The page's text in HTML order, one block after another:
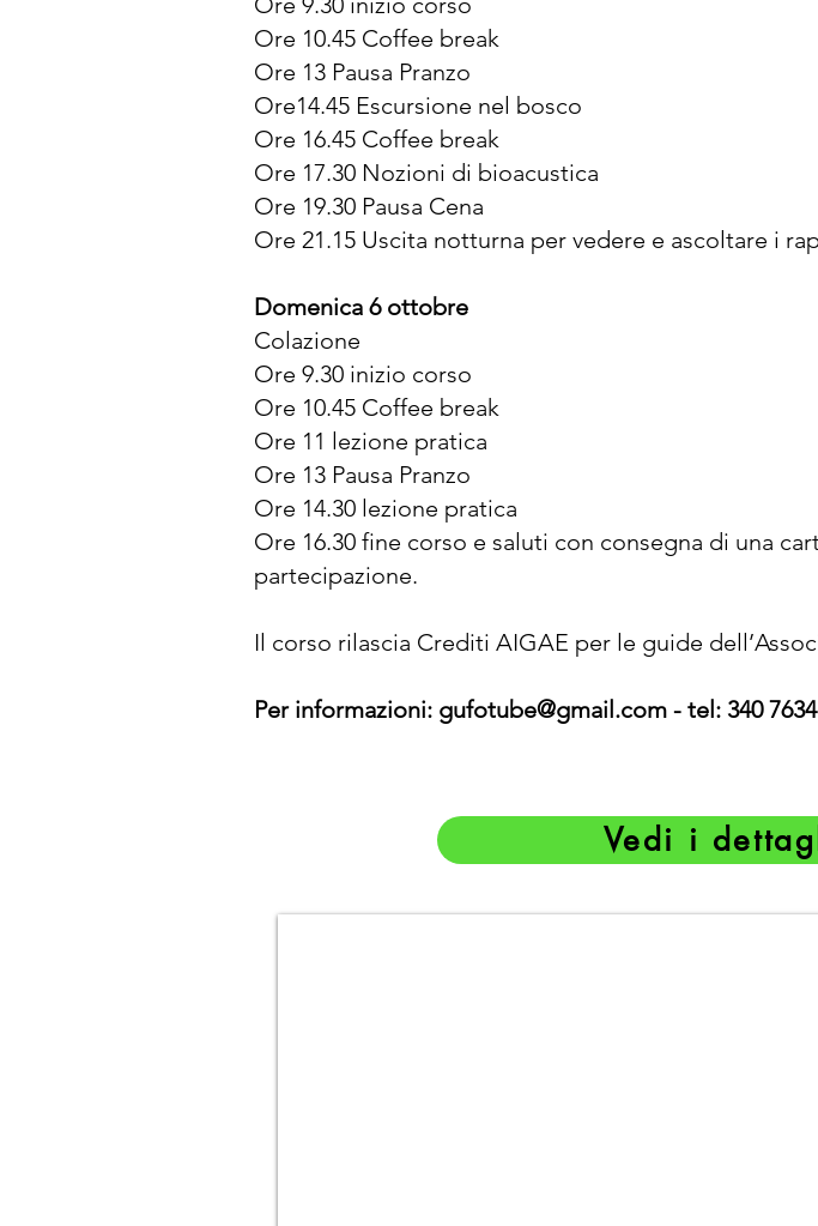
Ore 10.45 Coffee break
Ore 13 Pausa Pranzo
Ore14.45 Escursione nel bosco
Ore 16.45 Coffee break
Ore 17.30 Nozioni di bioacustica
Ore 19.30 Pausa Cena
Ore 21.15 Uscita notturna per vedere e ascoltare i
Domenica 6 ottobre
Colazione
Ore 9.30 inizio corso
Ore 10.45 Coffee break
Ore 11 lezione pratica
Ore 13 Pausa Pranzo
Ore 14.30 lezione pratica
Ore 16.30 fine corso e saluti con consegna di una
partecipazione.
Il corso rilascia Crediti AIGAE per le guide
Per informazioni: gufotube@gmail.com - tel: 340
Vedi i